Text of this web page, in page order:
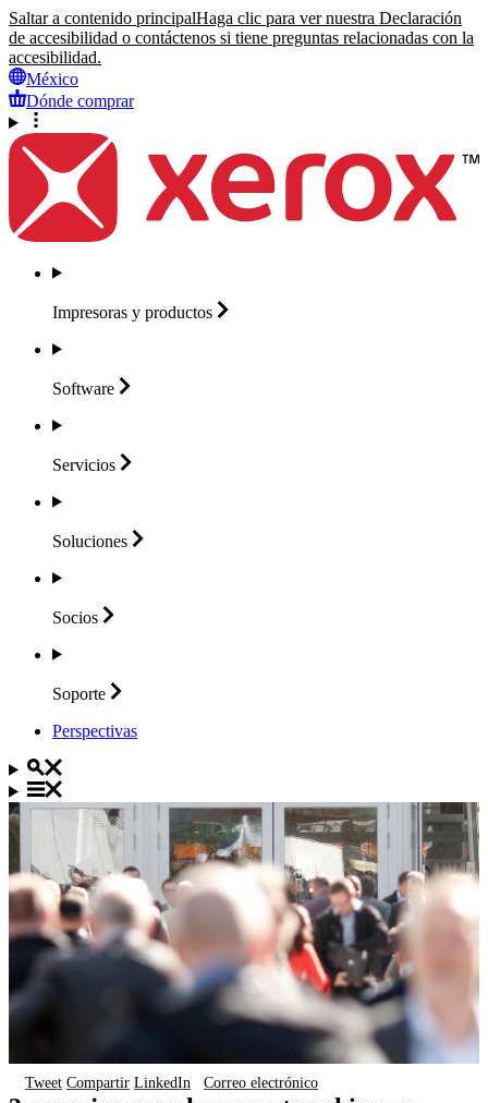
Saltar a contenido principalHaga clic para ver nuestra Declaración
de accesibilidad o contáctenos si tiene preguntas relacionadas con la
accesibilidad.
México
Dónde comprar
Impresoras y productos
Software
Servicios
Soluciones
Socios
Soporte
Perspectivas
Tweet Compartir LinkedIn Correo electrónico